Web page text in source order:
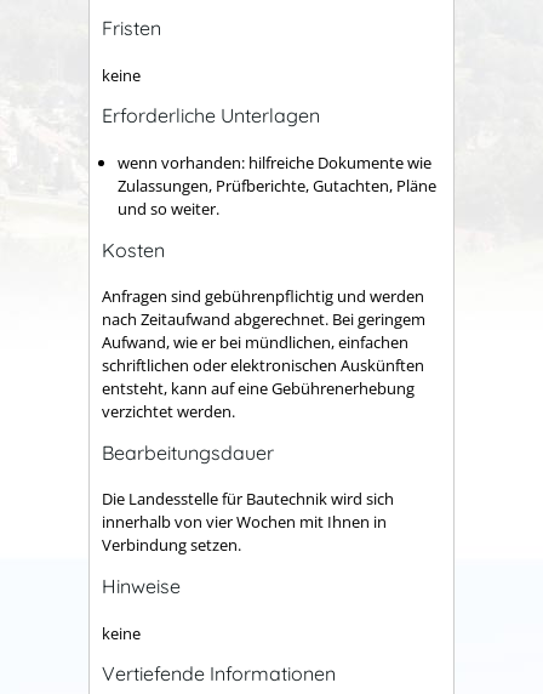
Fristen
keine
Erforderliche Unterlagen
wenn vorhanden: hilfreiche Dokumente wie
Zulassungen, Prüfberichte, Gutachten, Pläne
und so weiter.
Kosten
Anfragen sind gebührenpflichtig und werden
nach Zeitaufwand abgerechnet. Bei geringem
Aufwand, wie er bei mündlichen, einfachen
schriftlichen oder elektronischen Auskünften
entsteht, kann auf eine Gebührenerhebung
verzichtet werden.
Bearbeitungsdauer
Die Landesstelle für Bautechnik wird sich
innerhalb von vier Wochen mit Ihnen in
Verbindung setzen.
Hinweise
keine
Vertiefende Informationen